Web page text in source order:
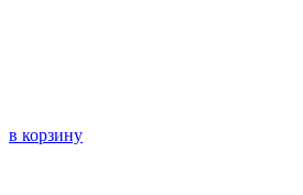
в корзину